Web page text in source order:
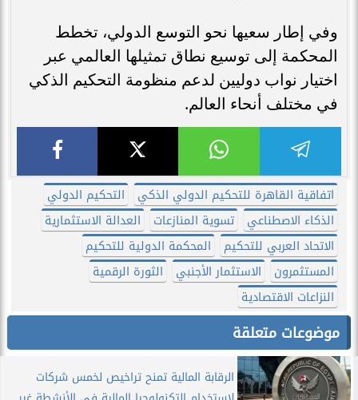
وفي إطار سعيها نحو التوسع الدولي، تخطط
المحكمة إلى توسيع نطاق تمثيلها العالمي عبر
اختيار نواب دوليين لدعم منظومة التحكيم الذكي
في مختلف أنحاء العالم.
اتفاقية القاهرة للتحكيم الدولي الذكي
التحكيم الدولي
الذكاء الاصطناعي
تسوية المنازعات
العدالة الاستثمارية
الاتحاد العربي للتحكيم
المحكمة الدولية للتحكيم
المستثمرون
الاستثمار الأجنبي
الثورة الرقمية
النزاعات الاقتصادية
موضوعات متعلقة
الرقابة المالية تمنح تراخيص لخمس شركات